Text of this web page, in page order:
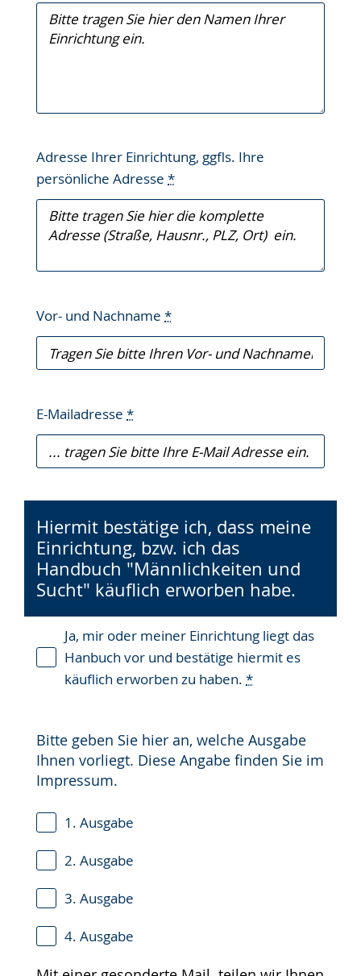
Adresse Ihrer Einrichtung, ggfls. Ihre
persönliche Adresse *
Vor- und Nachname *
E-Mailadresse *
Hiermit bestätige ich, dass meine
Einrichtung, bzw. ich das
Handbuch "Männlichkeiten und
Sucht" käuflich erworben habe.
Ja, mir oder meiner Einrichtung liegt das
Hanbuch vor und bestätige hiermit es
käuflich erworben zu haben. *
Bitte geben Sie hier an, welche Ausgabe
Ihnen vorliegt. Diese Angabe finden Sie im
Impressum.
1. Ausgabe
2. Ausgabe
3. Ausgabe
4. Ausgabe